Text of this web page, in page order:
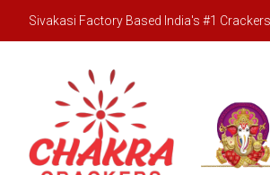
Sivakasi Factory Based India's #1